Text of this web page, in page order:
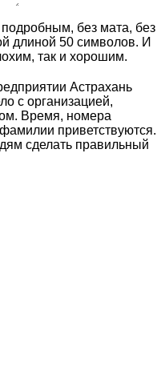
без мата, без
длиной 50 символов. И
так и хорошим.
Астрахань
с организацией,
Время, номера
приветствуются.
сделать правильный